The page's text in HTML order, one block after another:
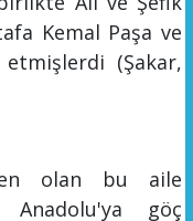
Kemal Paşa ve
(Şakar,
olan bu aile
Anadolu'ya göç